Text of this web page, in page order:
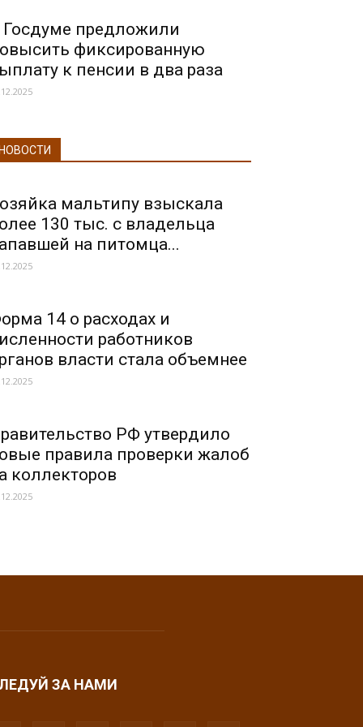
Госдуме предложили
фиксированную
к пенсии в два раза
НОВОСТИ
мальтипу взыскала
130 тыс. с владельца
на питомца...
14 о расходах и
работников
власти стала объемнее
РФ утвердило
правила проверки жалоб
коллекторов
ЗА НАМИ